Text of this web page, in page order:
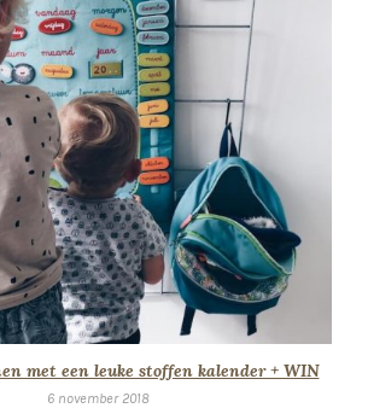
met een leuke stoffen kalender + WIN
6 november 2018